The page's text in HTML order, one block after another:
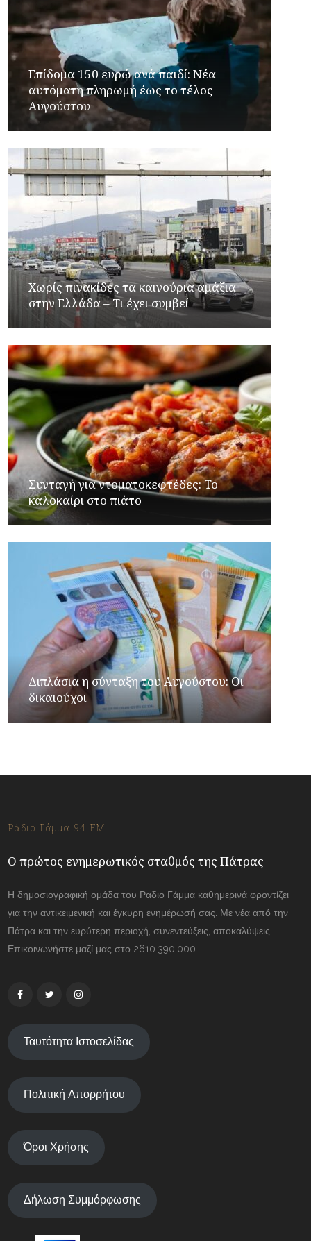
Επίδομα 150 ευρώ ανά παιδί: Νέα
αυτόματη πληρωμή έως το τέλος
Αυγούστου
Χωρίς πινακίδες τα καινούρια αμάξια
στην Ελλάδα – Τι έχει συμβεί
Συνταγή για ντοματοκεφτέδες: Το
καλοκαίρι στο πιάτο
Διπλάσια η σύνταξη του Αυγούστου: Οι
δικαιούχοι
Ράδιο Γάμμα 94 FM
Ο πρώτος ενημερωτικός σταθμός της Πάτρας
Η δημοσιογραφική ομάδα του Ραδιο Γάμμα καθημερινά φροντίζει
για την αντικειμενική και έγκυρη ενημέρωσή σας. Με νέα από την
Πάτρα και την ευρύτερη περιοχή, συνεντεύξεις, αποκαλύψεις.
Επικοινωνήστε μαζί μας στο 2610.390.000
Ταυτότητα Ιστοσελίδας
Πολιτική Απορρήτου
Όροι Χρήσης
Δήλωση Συμμόρφωσης